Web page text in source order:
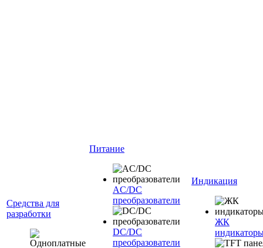
Средства для
разработки
Питание
AC/DC
преобразователи
DC/DC
преобразователи
Индикация
ЖК